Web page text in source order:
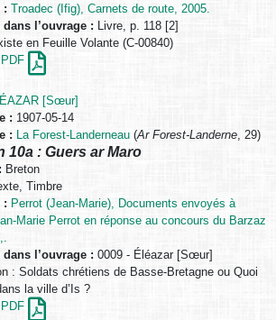
: Troadec (Ifig), Carnets de route, 2005.
l’ouvrage : Livre, p. 118 [2]
en Feuille Volante (C-00840)
[Sœur]
: 1907-05-14
: La Forest-Landerneau (Ar Forest-Landerne , 29)
10a : Guers ar Maro
Breton
Timbre
: Perrot (Jean-Marie), Documents envoyés à
Marie Perrot en réponse au concours du Barzaz
l’ouvrage : 0009 - Éléazar [Sœur]
: Soldats chrétiens de Basse-Bretagne ou Quoi
la ville d’Is ?